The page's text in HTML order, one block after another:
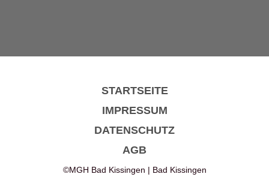
STARTSEITE
IMPRESSUM
DATENSCHUTZ
AGB
©MGH Bad Kissingen | Bad Kissingen